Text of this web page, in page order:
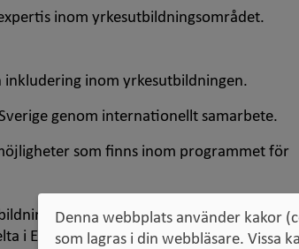
inom yrkesutbildningsområdet.
inom yrkesutbildningen.
genom internationellt samarbete.
som finns inom programmet för
företag, regioner och
i Erasmus+projekt inom yrkesutbildning.
Denna webbplats använder kakor
som lagras i din webbläsare. Vissa